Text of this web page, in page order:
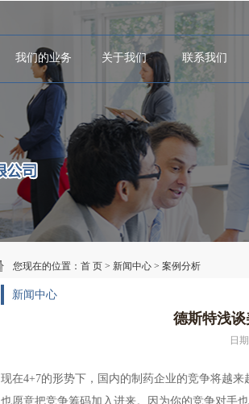
我们的业务 关于我们 联系我们
您现在的位置： 首 页 > 新闻中心 > 案例分析
新闻中心
德斯特浅
日
现在4+7的形势下，国内的制药企业的竞争将越
也愿意把竞争筹码加入进来。因为你的竞争对手